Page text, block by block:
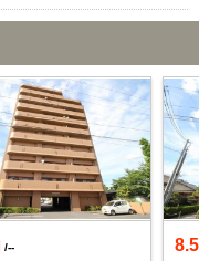
/--
8.5